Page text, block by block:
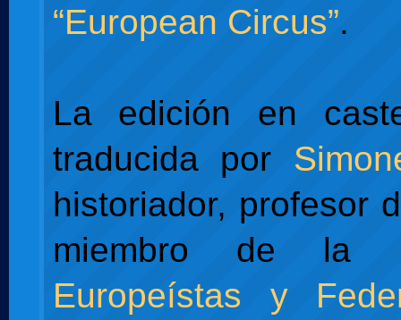
“European Circus”.
La edición en
traducida por
historiador, profesor
miembro de la
Europeístas y